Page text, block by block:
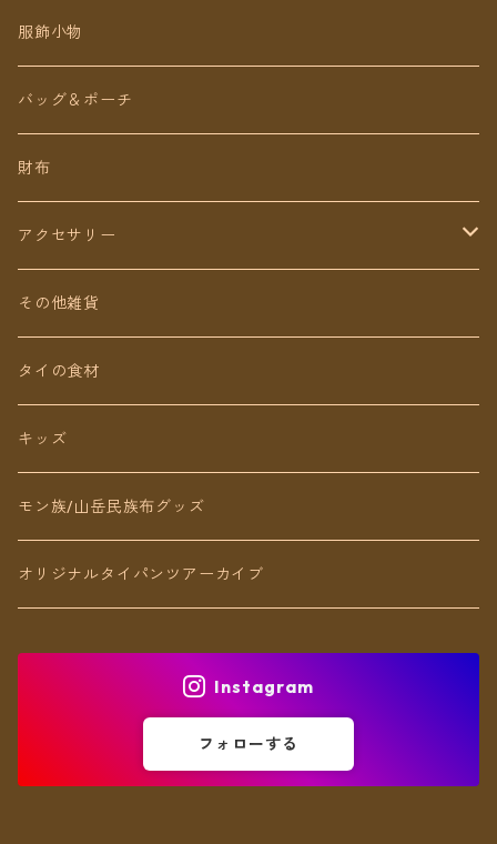
チェトオリジナル
ロング丈
ミディアム丈
ショート丈
Baby&Kids
トップス
ワンピース
パンツ
スカート
キッズ
服飾小物
バッグ＆ポーチ
財布
アクセサリー
ピアス（イヤリング）
ネックレス
リング
ブレスレット
アンクレット
その他雑貨
タイの食材
キッズ
モン族/山岳民族布グッズ
オリジナルタイパンツアーカイブ
Instagram
フォローする